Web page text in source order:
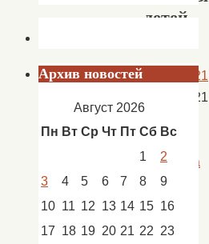
детей
04.06.2021
04.06.2021
новости
Батаевка
1
Архив новостей
Август 2026
Пн Вт Ср Чт Пт Сб Вс
1
2
3
4 5 6 7 8
9
10 11 12 13 14 15 16
17 18 19 20 21 22 23